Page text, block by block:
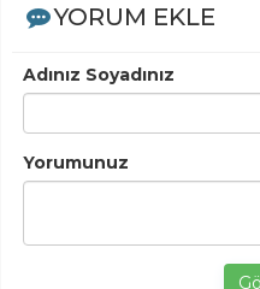
YORUM EKLE
Adınız Soyadınız
Yorumunuz